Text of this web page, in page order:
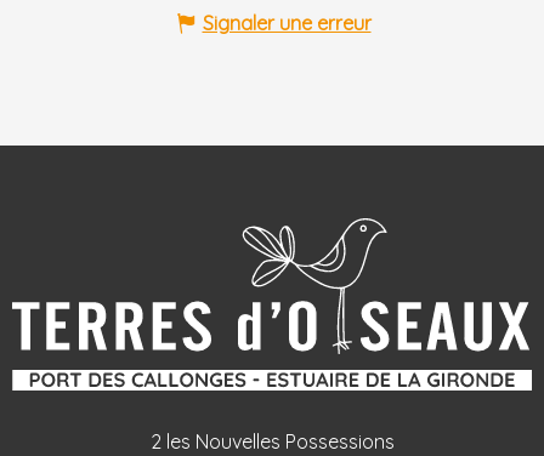
Signaler une erreur
2 les Nouvelles Possessions